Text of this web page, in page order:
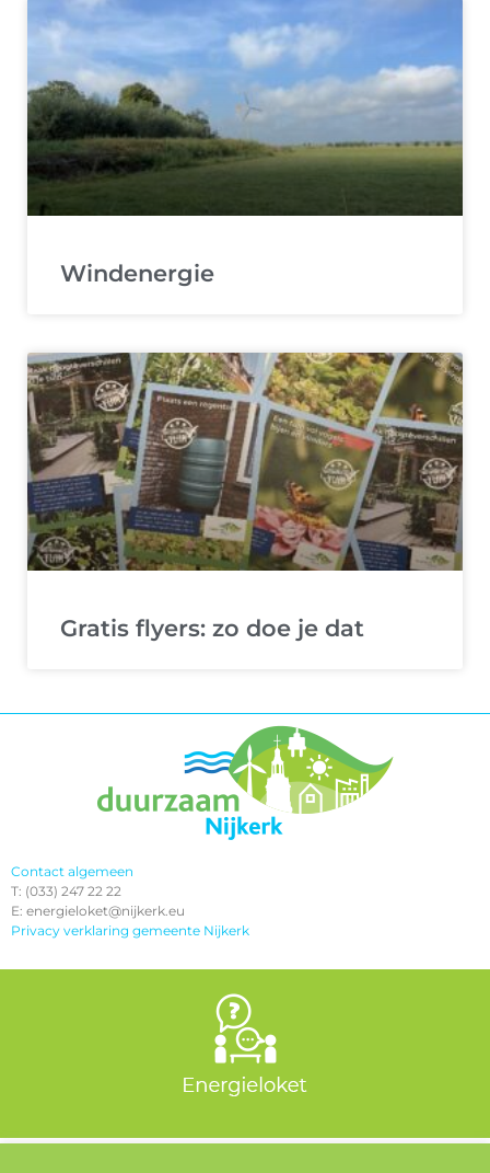
Windenergie
Gratis flyers: zo doe je dat
Contact algemeen
T: (033) 247 22 22
E: energieloket@nijkerk.eu
Privacy verklaring gemeente Nijkerk